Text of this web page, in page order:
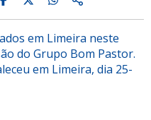
em Limeira neste
do Grupo Bom Pastor.
em Limeira, dia 25-